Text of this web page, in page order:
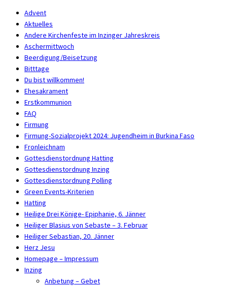
Advent
Aktuelles
Andere Kirchenfeste im Inzinger Jahreskreis
Aschermittwoch
Beerdigung/Beisetzung
Bitttage
Du bist willkommen!
Ehesakrament
Erstkommunion
FAQ
Firmung
Firmung-Sozialprojekt 2024: Jugendheim in Burkina Faso
Fronleichnam
Gottesdienstordnung Hatting
Gottesdienstordnung Inzing
Gottesdienstordnung Polling
Green Events-Kriterien
Hatting
Heilige Drei Könige- Epiphanie, 6. Jänner
Heiliger Blasius von Sebaste – 3. Februar
Heiliger Sebastian, 20. Jänner
Herz Jesu
Homepage – Impressum
Inzing
Anbetung – Gebet